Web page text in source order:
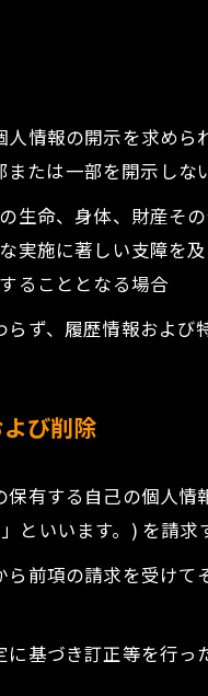
人情報の開示を求め
たは一部を開示しな
生命、身体、財産そ
実施に著しい支障を
ることとなる場合
らず、履歴情報および
び削除
保有する自己の個人
といいます。) を請求
ら前項の請求を受け
基づき訂正等を行っ